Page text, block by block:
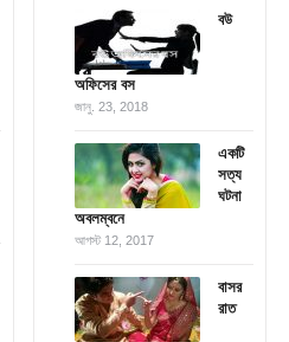
বউ
অফিসের বস
জানু. 23, 2018
একটি
সত্য
ঘটনা
অবলম্বনে
আগস্ট 12, 2017
বাসর
রাত